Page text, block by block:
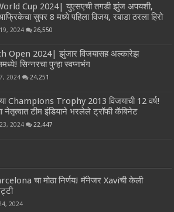
Cup 2024| युएसएची तगडी झुंज अपयशी,
सुपर 8 मध्ये पहिला विजय, रबाडा ठरला हिरो
2024 26,550
Open 2024| झुंजार विजयासह अल्कारेझ
सिन्नरचा पुन्हा स्वप्नभंग
2024 24,251
Champions Trophy 2013 विजयाची 12 वर्ष!
नेतृत्वात टीम इंडियाने भरलेले ट्रॉफी कॅबिनेट
2024 22,447
चा मोठा निर्णय! मॅनेजर Xaviची केली
2024